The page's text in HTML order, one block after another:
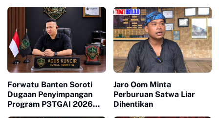
Forwatu Banten Soroti
Dugaan Penyimpangan
Program P3TGAI 2026
Jaro Oom Minta
Perburuan Satwa Liar
Dihentikan